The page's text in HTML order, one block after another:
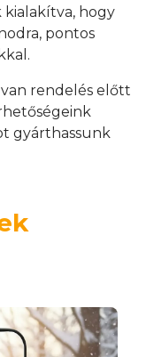
hogy
pontos
rendelés előtt
gyárthassunk